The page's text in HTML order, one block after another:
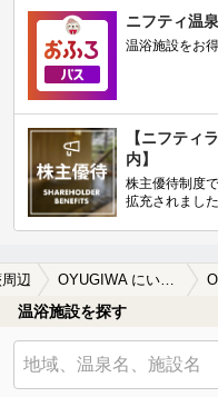
ニフティ温
温浴施設をお
【ニフティ
内】
株主優待制度
拡充されました
辺
温浴施設を探す